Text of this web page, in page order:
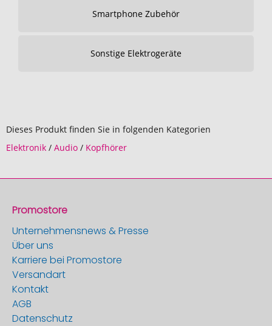
Smartphone Zubehör
Sonstige Elektrogeräte
Dieses Produkt finden Sie in folgenden Kategorien
Elektronik / Audio / Kopfhörer
Promostore
Unternehmensnews & Presse
Über uns
Karriere bei Promostore
Versandart
Kontakt
AGB
Datenschutz